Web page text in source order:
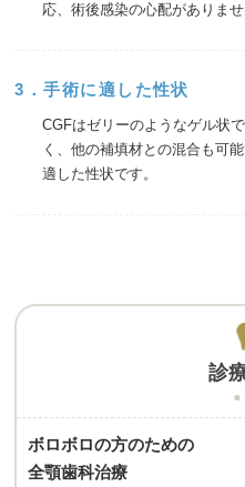
応、術後感染の心配がありませ
3．手術に適した性状
CGFはゼリーのようなゲル状
く、他の補填材との混合も可
適した性状です。
診
ボロボロの方のための
全顎歯科治療